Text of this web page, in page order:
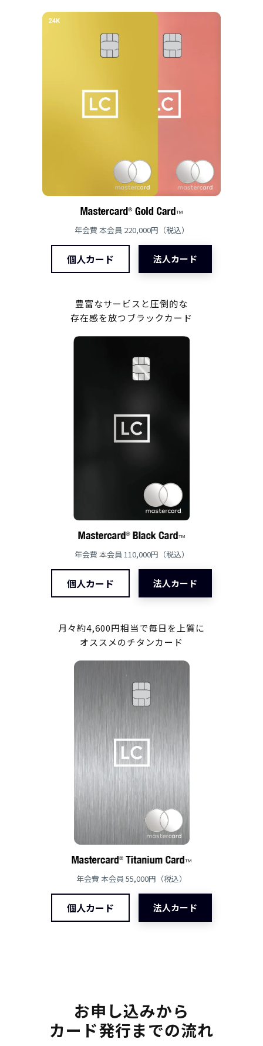
年会費 本会員 220,000円（税込）
個人カード 法人カード
豊富なサービスと圧倒的な
存在感を放つブラックカード
年会費 本会員 110,000円（税込）
個人カード 法人カード
月々約4,600円相当で毎日を上質に
オススメのチタンカード
年会費 本会員 55,000円（税込）
個人カード 法人カード
お申し込みから
カード発行までの流れ